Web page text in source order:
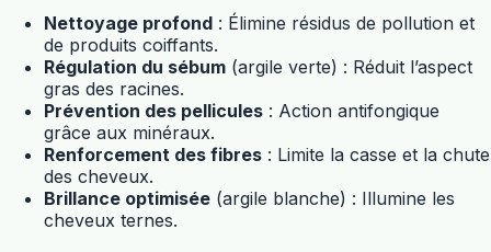
Nettoyage profond : Élimine résidus de pollution et
de produits coiffants.
Régulation du sébum (argile verte) : Réduit l’aspect
gras des racines.
Prévention des pellicules : Action antifongique
grâce aux minéraux.
Renforcement des fibres : Limite la casse et la chute
des cheveux.
Brillance optimisée (argile blanche) : Illumine les
cheveux ternes.